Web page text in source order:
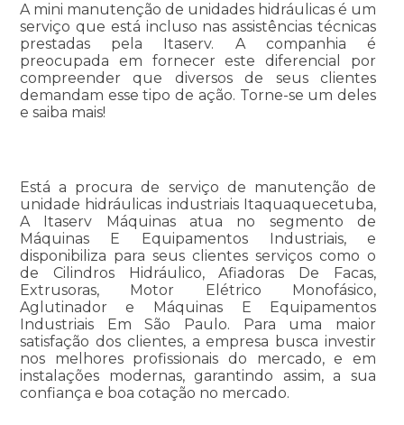
A mini manutenção de unidades hidráulicas é um
serviço que está incluso nas assistências técnicas
prestadas pela Itaserv. A companhia é
preocupada em fornecer este diferencial por
compreender que diversos de seus clientes
demandam esse tipo de ação. Torne-se um deles
e saiba mais!
Está a procura de serviço de manutenção de
unidade hidráulicas industriais Itaquaquecetuba,
A Itaserv Máquinas atua no segmento de
Máquinas E Equipamentos Industriais, e
disponibiliza para seus clientes serviços como o
de Cilindros Hidráulico, Afiadoras De Facas,
Extrusoras, Motor Elétrico Monofásico,
Aglutinador e Máquinas E Equipamentos
Industriais Em São Paulo. Para uma maior
satisfação dos clientes, a empresa busca investir
nos melhores profissionais do mercado, e em
instalações modernas, garantindo assim, a sua
confiança e boa cotação no mercado.